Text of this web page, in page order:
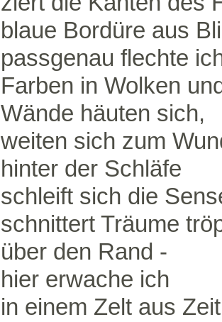
blaue Bordüre aus
passgenau flechte
Farben in Wolken
Wände häuten sich,
weiten sich zum
hinter der Schläfe
schleift sich die
schnittert Träume
über den Rand -
hier erwache ich
in einem Zelt aus Zeit